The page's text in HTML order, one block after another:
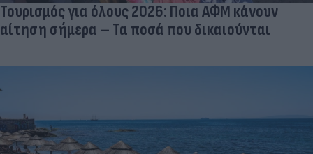
Τουρισμός για όλους 2026: Ποια ΑΦΜ κάνουν
αίτηση σήμερα – Τα ποσά που δικαιούνται